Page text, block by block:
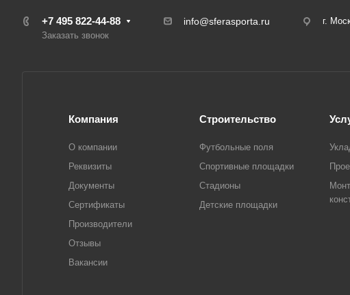
+7 495 822-44-88
Заказать звонок
info@sferasporta.ru г.
Компания
О компании
Реквизиты
Документы
Сертификаты
Производители
Отзывы
Вакансии
Строительство
Футбольные поля
Спортивные площадки
Стадионы
Детские площадки